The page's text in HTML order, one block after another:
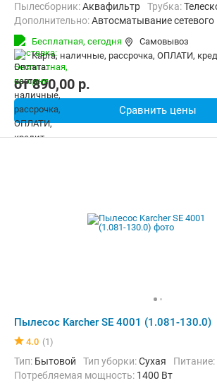
пылесборник:Аквафильтр трубка:
Дополнительно:Автосматывание
Радиус действия:
Бесплатная, сегодня
Самовывоз
карта, наличные, рассрочка, ОПЛАТИ,
от890,00 p.
Сравнить цены
Пылесос Karcher SE 4001 (1.081-130.0)
4.0 (1)
Тип: Бытовой Тип уборки:Сухая питание:
Потребляемая мощность: 1400 Вт